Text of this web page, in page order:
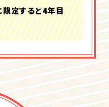
定すると4年目